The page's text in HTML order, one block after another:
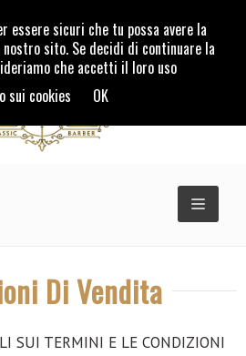
TOGGLE
Di Vendita
SUI TERMINI E LE CONDIZIONI
essere sicuri che tu possa avere la
sito. Se decidi di continuare la
che accetti il loro uso
sui cookies
OK